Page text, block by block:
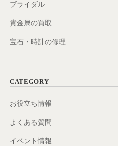
ブライダル
貴金属の買取
宝石・時計の修理
CATEGORY
お役立ち情報
よくある質問
イベント情報